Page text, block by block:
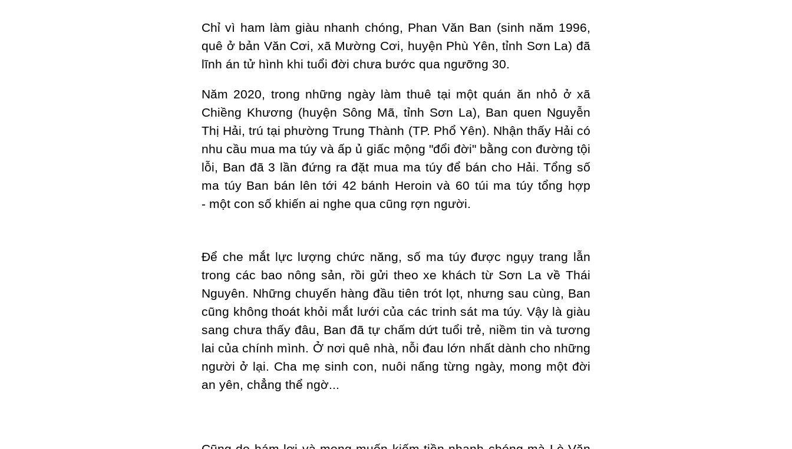
Chỉ vì ham làm giàu nhanh chóng, Phan Văn Ban (sinh năm 1996,
quê ở bản Văn Cơi, xã Mường Cơi, huyện Phù Yên, tỉnh Sơn La) đã
lĩnh án tử hình khi tuổi đời chưa bước qua ngưỡng 30.
Năm 2020, trong những ngày làm thuê tại một quán ăn nhỏ ở xã
Chiềng Khương (huyện Sông Mã, tỉnh Sơn La), Ban quen Nguyễn
Thị Hải, trú tại phường Trung Thành (TP. Phổ Yên). Nhận thấy Hải có
nhu cầu mua ma túy và ấp ủ giấc mộng "đổi đời" bằng con đường tội
lỗi, Ban đã 3 lần đứng ra đặt mua ma túy để bán cho Hải. Tổng số
ma túy Ban bán lên tới 42 bánh Heroin và 60 túi ma túy tổng hợp
- một con số khiến ai nghe qua cũng rợn người.
Để che mắt lực lượng chức năng, số ma túy được ngụy trang lẫn
trong các bao nông sản, rồi gửi theo xe khách từ Sơn La về Thái
Nguyên. Những chuyến hàng đầu tiên trót lọt, nhưng sau cùng, Ban
cũng không thoát khỏi mắt lưới của các trinh sát ma túy. Vậy là giàu
sang chưa thấy đâu, Ban đã tự chấm dứt tuổi trẻ, niềm tin và tương
lai của chính mình. Ở nơi quê nhà, nỗi đau lớn nhất dành cho những
người ở lại. Cha mẹ sinh con, nuôi nấng từng ngày, mong một đời
an yên, chẳng thể ngờ...